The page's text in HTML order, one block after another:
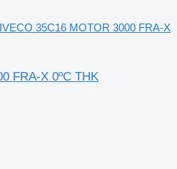
IVECO 35C16 MOTOR 3000 FRA-X
FRA-X 0ºC THK